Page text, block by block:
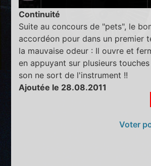
Continuité
Suite au concours de "pets", le
accordéon pour dans un premier
la mauvaise odeur : Il ouvre et
en appuyant sur plusieurs
son ne sort de l'instrument !!
Ajoutée le 28.08.2011
Voter